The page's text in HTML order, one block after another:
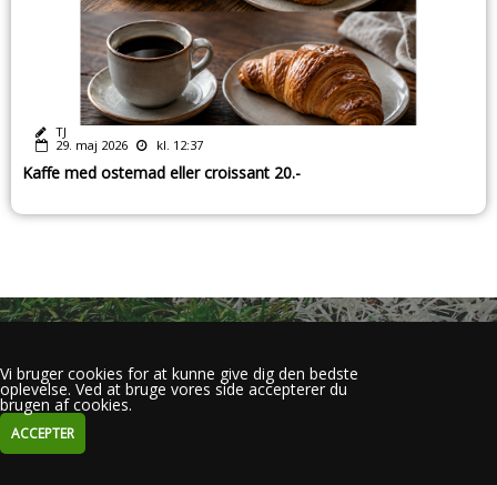
TJ
29. maj 2026
kl. 12:37
Kaffe med ostemad eller croissant 20.-
Vi bruger cookies for at kunne give dig den bedste
oplevelse. Ved at bruge vores side accepterer du
brugen af cookies.